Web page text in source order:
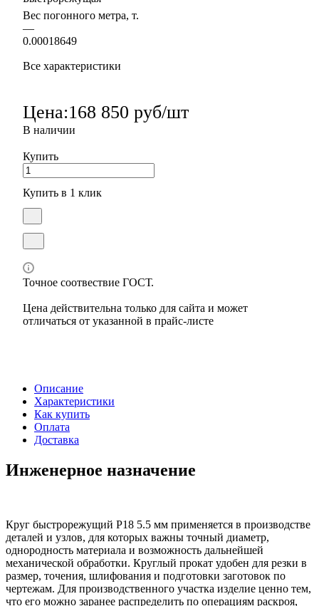
Вес погонного метра, т.
—
0.00018649
Все характеристики
Цена:168 850 руб/шт
В наличии
Купить
Купить в 1 клик
Точное соотвествие ГОСТ.
Цена действительна только для сайта и может
отличаться от указанной в прайс-листе
Описание
Характеристики
Как купить
Оплата
Доставка
Инженерное назначение
Круг быстрорежущий Р18 5.5 мм применяется в производстве
деталей и узлов, для которых важны точный диаметр,
однородность материала и возможность дальнейшей
механической обработки. Круглый прокат удобен для резки в
размер, точения, шлифования и подготовки заготовок по
чертежам. Для производственного участка изделие ценно тем,
что его можно заранее распределить по операциям раскроя,